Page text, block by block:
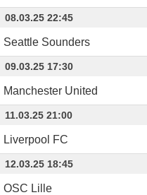
08.03.25 22:45
Seattle Sounders
09.03.25 17:30
Manchester United
11.03.25 21:00
Liverpool FC
12.03.25 18:45
OSC Lille